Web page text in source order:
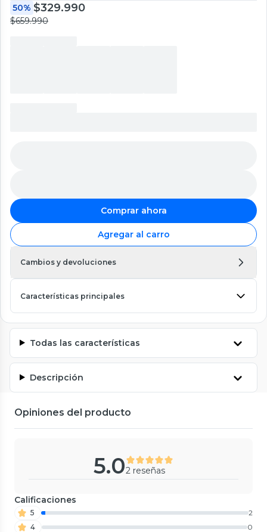
50% $329.990
$659.990
Comprar ahora
Agregar al carro
Cambios y devoluciones
Características principales
Todas las características
Descripción
Opiniones del producto
5.02 reseñas
Calificaciones
5
2
4
0